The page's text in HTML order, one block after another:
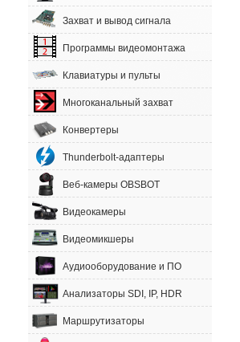
Захват и вывод сигнала
Программы видеомонтажа
Клавиатуры и пульты
Многоканальный захват
Конвертеры
Thunderbolt-адаптеры
Веб-камеры OBSBOT
Видеокамеры
Видеомикшеры
Аудиооборудование и ПО
Анализаторы SDI, IP, HDR
Маршрутизаторы